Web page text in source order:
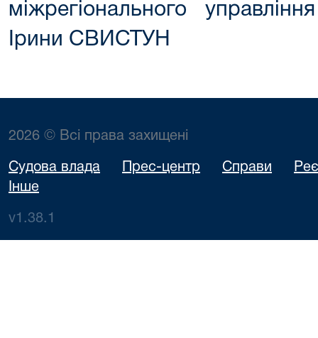
міжрегіонального
Ірини СВИСТУН
2026 © Всі права захищені
Судова влада Прес-центр Справи
Інше
v1.38.1